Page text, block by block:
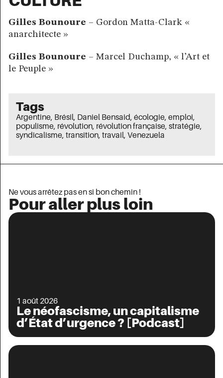
Gilles Bounoure – Gordon Matta-Clark «
anarchitecte »
Gilles Bounoure – Marcel Duchamp, « l’Art et
le Peuple »
Tags
Argentine, Brésil, Daniel Bensaid, écologie, emploi,
populisme, révolution, révolution française, stratégie,
syndicalisme, transition, travail, Venezuela
Ne vous arrêtez pas en si bon chemin !
Pour aller plus loin
1 août 2026
Le néofascisme, un capitalisme
d’État d’urgence ? [Podcast]